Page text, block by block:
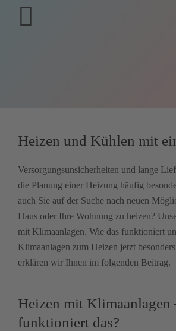
Heizen und Kühlen mit
Versorgungsunsicherheiten und lange
die Planung einer Heizung häufig
auch Sie auf der Suche nach neuen
Haus oder Ihre Wohnung zu heizen?
mit Klimaanlagen. Wie das funktioniert
Klimaanlagen zum Heizen jetzt
erklären wir Ihnen im folgenden Beitrag.
Heizen mit Klimaanlagen
funktioniert das?